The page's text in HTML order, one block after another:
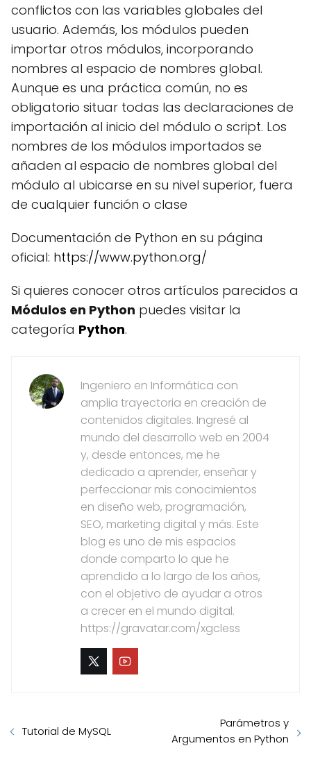
conflictos con las variables globales del
usuario. Además, los módulos pueden
importar otros módulos, incorporando
nombres al espacio de nombres global.
Aunque es una práctica común, no es
obligatorio situar todas las declaraciones de
importación al inicio del módulo o script. Los
nombres de los módulos importados se
añaden al espacio de nombres global del
módulo al ubicarse en su nivel superior, fuera
de cualquier función o clase
Documentación de Python en su página
oficial: https://www.python.org/
Si quieres conocer otros artículos parecidos a
Módulos en Python puedes visitar la
categoría Python.
Ingeniero en Informática con
amplia trayectoria en creación de
contenidos digitales. Ingresé al
mundo del desarrollo web en 2004
y, desde entonces, me he
dedicado a aprender, enseñar y
perfeccionar mis conocimientos
en diseño web, programación,
SEO, marketing digital y más. Este
blog es uno de mis espacios
donde comparto lo que he
aprendido a lo largo de los años,
con el objetivo de ayudar a otros
a crecer en el mundo digital.
https://gravatar.com/xgcless
Tutorial de MySQL
Parámetros y
Argumentos en Python